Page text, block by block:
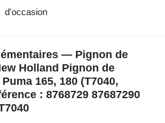
d'occasion
— Pignon de
Holland Pignon de
165, 180 (T7040,
: 8768729 87687290